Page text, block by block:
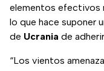
elementos efectivos
lo que hace suponer
de Ucrania de
“Los vientos